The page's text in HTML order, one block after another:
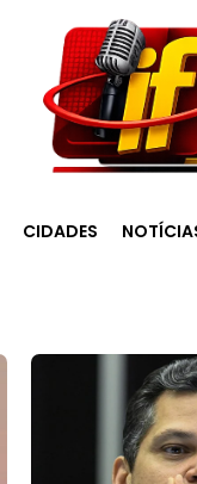
CIDADES